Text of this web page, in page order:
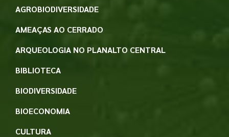
AGROBIODIVERSIDADE
AMEAÇAS AO CERRADO
ARQUEOLOGIA NO PLANALTO CENTRAL
BIBLIOTECA
BIODIVERSIDADE
BIOECONOMIA
CULTURA